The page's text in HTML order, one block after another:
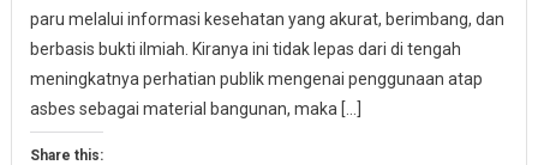
paru melalui informasi kesehatan yang akurat, berimbang, dan
berbasis bukti ilmiah. Kiranya ini tidak lepas dari di tengah
meningkatnya perhatian publik mengenai penggunaan atap
asbes sebagai material bangunan, maka […]
Share this: